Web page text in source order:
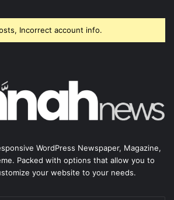
Incorrect account info.
WordPress Newspaper, Magazine,
Packed with options that allow you to
your website to your needs.